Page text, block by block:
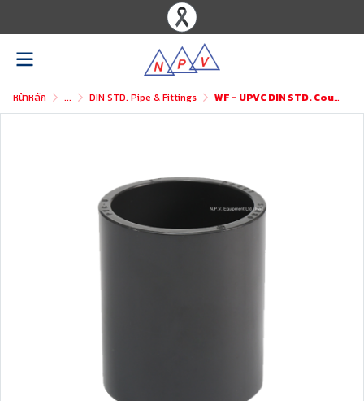
หน้าหลัก ... DIN STD. Pipe & Fittings WF - UPVC DIN STD. Coupling